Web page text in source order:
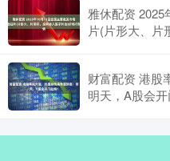
雅休配资 2025
片(片形大、片
财富配资 港股
明天，A股会开